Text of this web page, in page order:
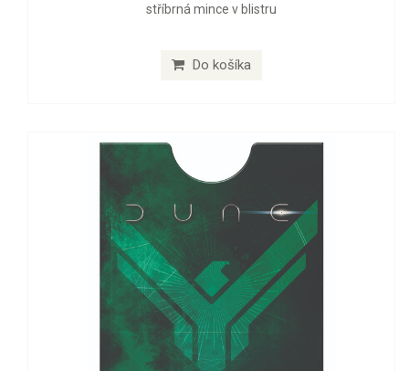
stříbrná mince v blistru
Do košíka